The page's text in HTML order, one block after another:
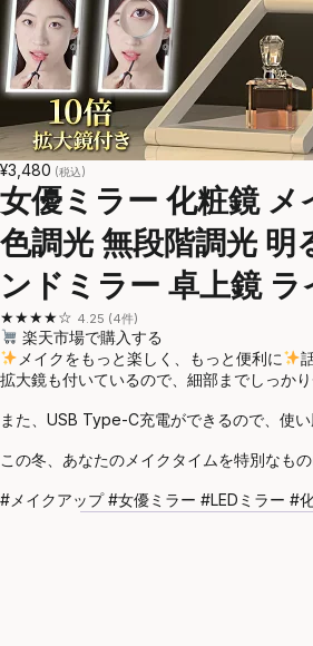
¥3,480 (税込)
女優ミラー 化粧鏡
色調光 無段階調光
ンドミラー 卓上鏡
★★★★☆ 4.25 (4件)
楽天市場で購入する
メイクをもっと楽しく、もっと便利に
拡大鏡も付いているので、細部までしっかり
また、USB Type-C充電ができるので、使
この冬、あなたのメイクタイムを特別なも
#メイクアップ #女優ミラー #LEDミラー #